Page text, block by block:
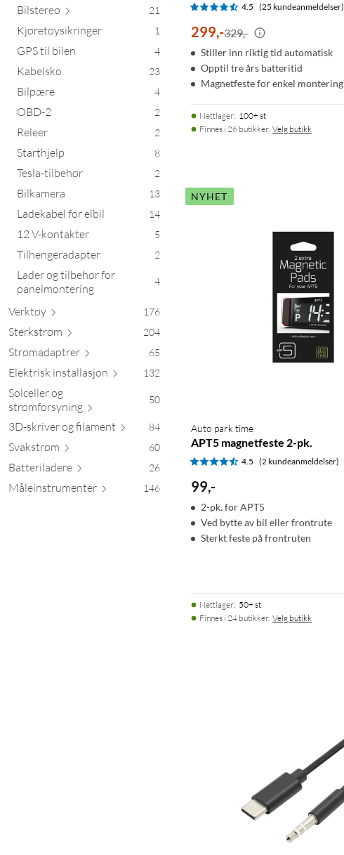
Bilstereo 21
Kjøretøysikringer 1
GPS til bilen 4
Kabelsko 23
Bilpære 4
OBD-2 2
Releer 2
Starthjelp 8
Tesla-tilbehør 2
Bilkamera 13
Ladekabel for elbil 14
12 V-kontakter 5
Tilhengeradapter 2
Lader og tilbehør for
panelmontering
4
Verktøy 176
Sterkstrøm 204
Strømadaptrer 65
Elektrisk installasjon 132
Solceller og
strømforsyning 50
3D-skriver og filament 84
Svakstrøm 60
Batteriladere 26
Måleinstrumenter 146
4.5 (25 kundeanmeldelser)
299,-329,-
Stiller inn riktig tid automatisk
Opptil tre års batteritid
Magnetfeste for enkel montering
Nettlager: 100+ st
Finnes i 26 butikker. Velg butikk
NYHET
Auto park time
APT5 magnetfeste 2-pk.
4.5 (2 kundeanmeldelser)
99,-
2-pk. for APT5
Ved bytte av bil eller frontrute
Sterkt feste på frontruten
Nettlager: 50+ st
Finnes i 24 butikker. Velg butikk